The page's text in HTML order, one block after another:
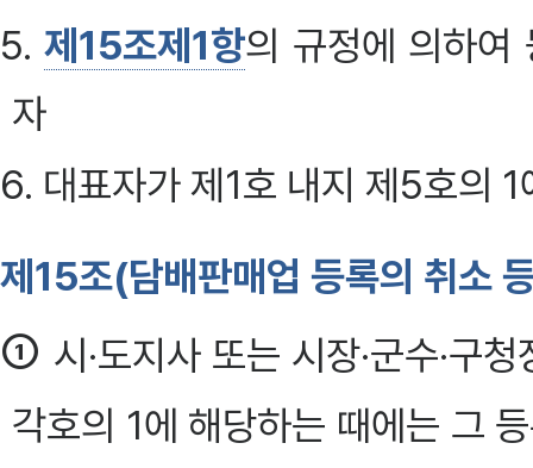
5.제15조제1항의 규정에 의하여
자
6. 대표자가 제1호 내지 제5호의
제15조(담배판매업 등록의 취소
① 시·도지사 또는 시장·군수·구
각호의 1에 해당하는 때에는 그